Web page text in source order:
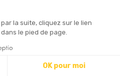
la suite, cliquez sur le lien
le pied de page.
OK pour moi